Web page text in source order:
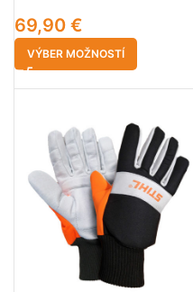
69,90 €
VÝBER MOŽNOSTÍ